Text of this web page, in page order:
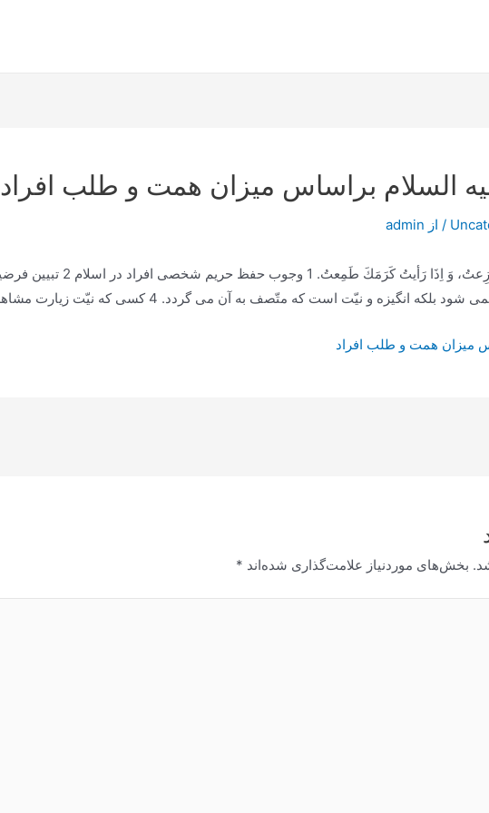
السلام براساس میزان همت و طلب افراد
/ از admin
و نیّت است که متّصف به آن می گردد. 4 کسی که نیّت زیارت مشاهد مشرفه…
میزان همت و طلب افراد
بخش‌های موردنیاز علامت‌گذاری شده‌اند *